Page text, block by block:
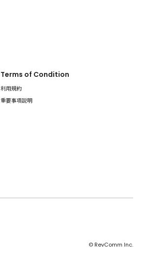
Terms of Condition
利用規約
重要事項説明
© RevComm Inc.